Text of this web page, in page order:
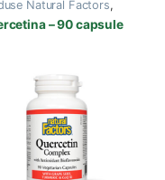
Natural Factors,
Sistem imunitar
– 90 capsule